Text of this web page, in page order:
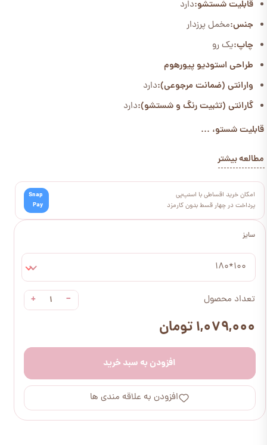
سایز
100*180
تعداد محصول −
+
۱,۰۷۹,۰۰۰ تومان
افزودن به سبد خرید
افزودن به علاقه مندی ها
قابلیت شستشو:دارد
جنس:مخمل پرزدار
چاپ:یک رو
طراحی استودیو پیورهوم
وارانتی (ضمانت مرجوعی):دارد
گارانتی (تثبیت رنگ و شستشو):دارد
قابلیت شستو، ...
مطالعه بیشتر
امکان خرید اقساطی با اسنپ‌پی
پرداخت در چهار قسط بدون کارمزد
Snap
Pay